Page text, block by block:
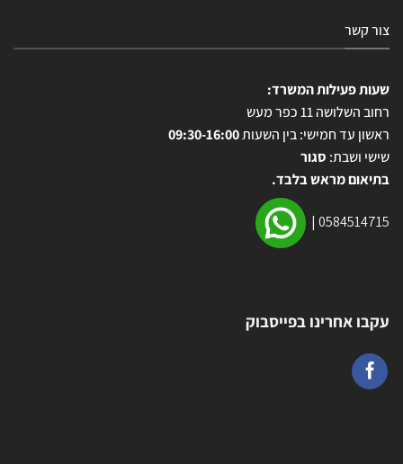
צור קשר
שעות פעילות המשרד:
רחוב השלושה 11 כפר מעש
ראשון עד חמישי: בין השעות09:30-16:00
שישי ושבת: סגור
בתיאום מראש בלבד.
0584514715
|
עקבו אחרינו בפייסבוק